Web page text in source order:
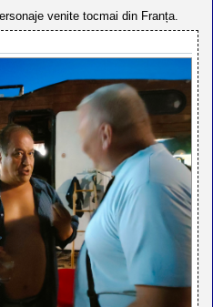
venite tocmai din Franța.